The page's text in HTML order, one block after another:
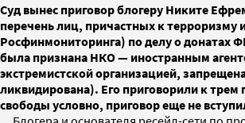
Суд вынес приговор блогеру Никите
перечень лиц, причастных к терроризму
Росфинмониторинга) по делу о донатах
была признана НКО — иностранным
экстремистской организацией,
ликвидирована). Его приговорили к трем
свободы условно, приговор еще не